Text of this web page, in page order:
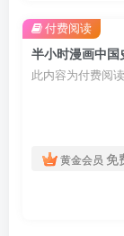
半小时漫画中
此内容为付费阅
黄金会员 免
付费阅读